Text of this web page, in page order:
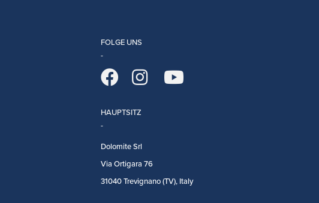
FOLGE UNS
HAUPTSITZ
Dolomite Srl
Via Ortigara 76
31040 Trevignano (TV), Italy